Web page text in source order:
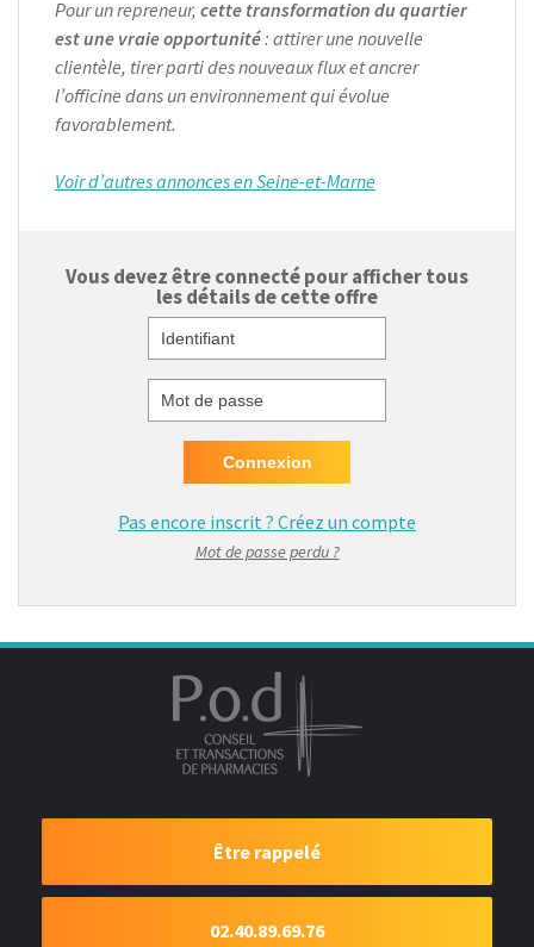
Pour un repreneur, cette transformation du quartier
est une vraie opportunité: attirer une nouvelle
clientèle, tirer parti des nouveaux flux et ancrer
l’officine dans un environnement qui évolue
favorablement.
Voir d’autres annonces en Seine-et-Marne
Vous devez être connecté pour afficher tous
les détails de cette offre
Identifiant
Mot de passe
Pas encore inscrit ? Créez un compte
Mot de passe perdu ?
Être rappelé
02.40.89.69.76